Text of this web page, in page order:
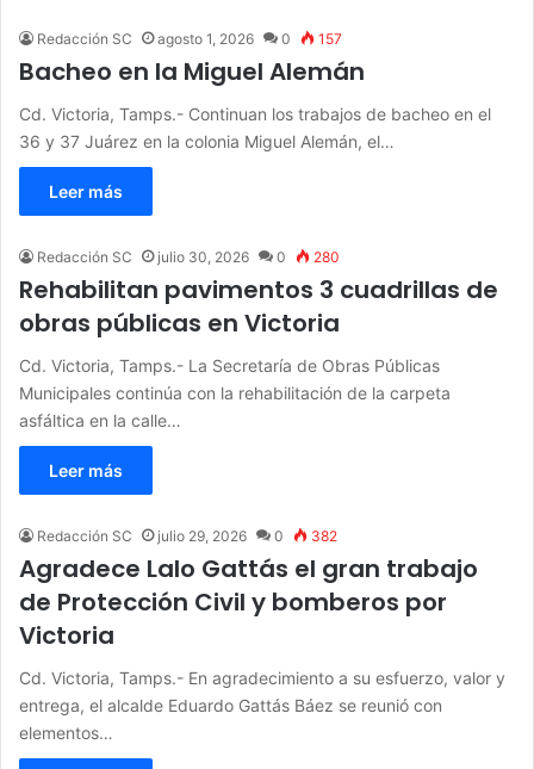
Redacción SC agosto 1, 2026 0 157
Bacheo en la Miguel Alemán
Cd. Victoria, Tamps.- Continuan los trabajos de bacheo en el
36 y 37 Juárez en la colonia Miguel Alemán, el…
Leer más
Redacción SC julio 30, 2026 0 280
Rehabilitan pavimentos 3 cuadrillas de
obras públicas en Victoria
Cd. Victoria, Tamps.- La Secretaría de Obras Públicas
Municipales continúa con la rehabilitación de la carpeta
asfáltica en la calle…
Leer más
Redacción SC julio 29, 2026 0 382
Agradece Lalo Gattás el gran trabajo
de Protección Civil y bomberos por
Victoria
Cd. Victoria, Tamps.- En agradecimiento a su esfuerzo, valor y
entrega, el alcalde Eduardo Gattás Báez se reunió con
elementos…